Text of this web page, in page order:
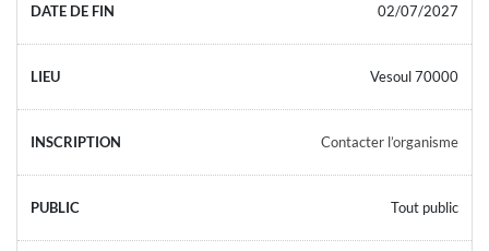
02/07/2027
Vesoul 70000
Contacter l’organisme
Tout public